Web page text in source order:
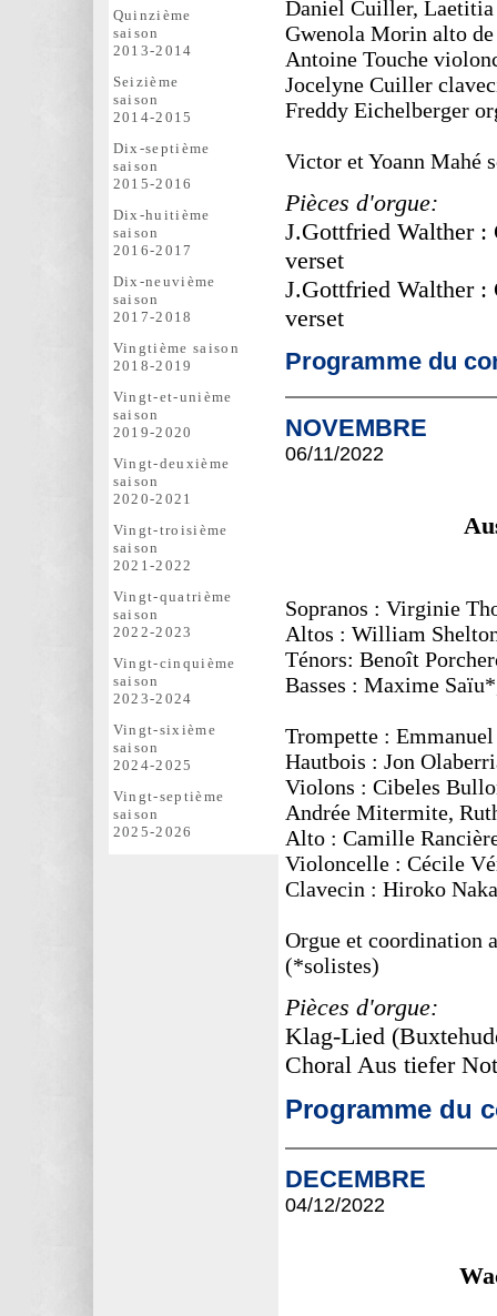
Quinzième
saison
2013-2014
Seizième
saison
2014-2015
Dix-septième
saison
2015-2016
Dix-huitième
saison
2016-2017
Dix-neuvième
saison
2017-2018
Vingtième saison
2018-2019
Vingt-et-unième
saison
2019-2020
Vingt-deuxième
saison
2020-2021
Vingt-troisième
saison
2021-2022
Vingt-quatrième
saison
2022-2023
Vingt-cinquième
saison
2023-2024
Vingt-sixième
saison
2024-2025
Vingt-septième
saison
2025-2026
Daniel Cuiller,
Gwenola Morin alto
Antoine Touche
Jocelyne Cuiller
Freddy Eichelberger
Victor et Yoann Mahé
Pièces d'orgue:
J.Gottfried Walther :
verset
J.Gottfried Walther :
verset
Programme du
NOVEMBRE
06/11/2022
Sopranos : Virginie
Altos : William
Ténors: Benoît
Basses : Maxime
Trompette :
Hautbois : Jon
Violons : Cibeles
Andrée Mitermite,
Alto : Camille
Violoncelle : Cécile
Clavecin : Hiroko
Orgue et coordination
(*solistes)
Pièces d'orgue:
Klag-Lied
Choral Aus tiefer
Programme du
DECEMBRE
04/12/2022